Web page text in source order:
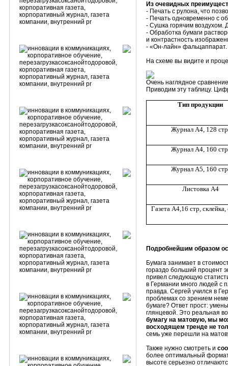
Из очевидных
- Печать с рулона, что
- Печать одновременно с
- Сушка горячим воздухом.
- Обработка бумаги
и контрастность
- «Он-лайн» фальцаппарат.
На схеме вы видите и
Очень наглядное
Приводим эту таблицу.
Тип продукции
Журнал А4, 128
Журнал А4, 160
Журнал А5, 160
Листовка А4
Газета А4,16 стр, склейка,
Подробнейшим образом
Бумага занимает в
гораздо больший процент
привел следующую
в Германии много людей с
правда. Сергей учился в
проблемах со зрением
бумаге? Ответ прост:
глянцевой. Это реальная
бумагу на матовую, мы
восходящем тренде не
семь уже перешли на
Также нужно смотреть и
более оптимальный
высоте серьезно